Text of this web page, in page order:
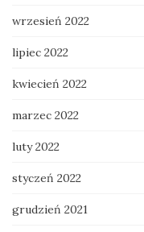
wrzesień 2022
lipiec 2022
kwiecień 2022
marzec 2022
luty 2022
styczeń 2022
grudzień 2021